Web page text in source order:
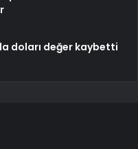
doları değer kaybetti